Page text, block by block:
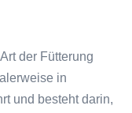
der Fütterung
in
und besteht darin,